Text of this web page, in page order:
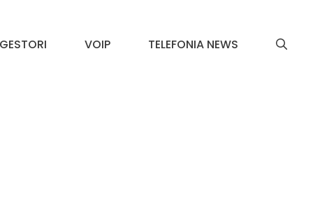
GESTORI VOIP TELEFONIA NEWS